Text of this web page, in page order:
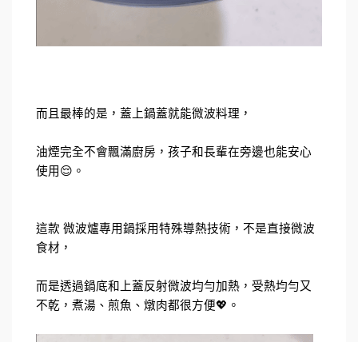
而且最棒的是，蓋上鍋蓋就能微波料理，
油煙完全不會飄滿廚房，孩子和長輩在旁邊也能安心
使用😌。
這款 微波爐專用鍋採用特殊導熱技術，不是直接微波
食材，
而是透過鍋底和上蓋反射微波均勻加熱，受熱均勻又
不乾，煮湯、煎魚、燉肉都很方便💖。